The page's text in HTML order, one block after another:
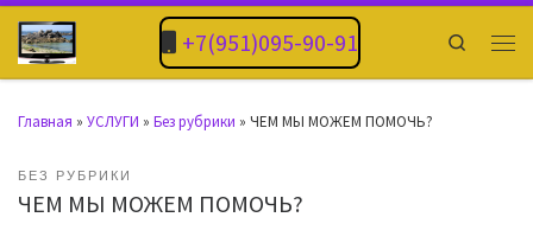
+7(951)095-90-91 Search
Главная » УСЛУГИ » Без рубрики » ЧЕМ МЫ МОЖЕМ ПОМОЧЬ?
БЕЗ РУБРИКИ
ЧЕМ МЫ МОЖЕМ ПОМОЧЬ?